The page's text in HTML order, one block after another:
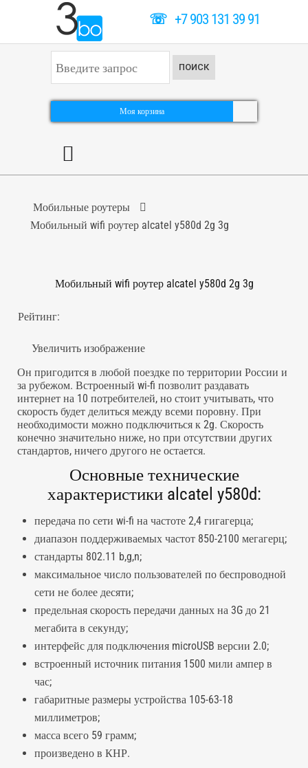
☏+7 903 131 39 91
к
а
ь
ПОИСК
Моя корзина
Мобильные роутеры
Мобильный wifi роутер alcatel y580d 2g 3g
Мобильный wifi роутер alcatel y580d 2g 3g
Рейтинг:
Увеличить изображение
Он пригодится в любой поездке по территории России и
за рубежом. Встроенный wi-fi позволит раздавать
интернет на 10 потребителей, но стоит учитывать, что
скорость будет делиться между всеми поровну. При
необходимости можно подключиться к 2g. Скорость
конечно значительно ниже, но при отсутствии других
стандартов, ничего другого не остается.
Основные технические
характеристики alcatel y580d:
передача по сети wi-fi на частоте 2,4 гигагерца;
диапазон поддерживаемых частот 850-2100 мегагерц;
стандарты 802.11 b,g,n;
максимальное число пользователей по беспроводной
сети не более десяти;
предельная скорость передачи данных на 3G до 21
мегабита в секунду;
интерфейс для подключения microUSB версии 2.0;
встроенный источник питания 1500 мили ампер в
час;
габаритные размеры устройства 105-63-18
миллиметров;
масса всего 59 грамм;
произведено в КНР.